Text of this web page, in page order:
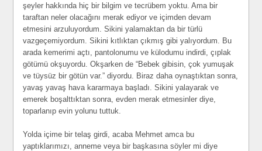
şeyler hakkında hiç bir bilgim ve tecrübem yoktu. Ama bir
taraftan neler olacağını merak ediyor ve içimden devam
etmesini arzuluyordum. Sikini yalamaktan da bir türlü
vazgeçemiyordum. Sikini kıtlıktan çıkmış gibi yalıyordum. Bu
arada kemerimi açtı, pantolonumu ve külodumu indirdi, çıplak
götümü okşuyordu. Okşarken de “Bebek gibisin, çok yumuşak
ve tüysüz bir götün var.” diyordu. Biraz daha oynaştıktan sonra,
yavaş yavaş hava kararmaya başladı. Sikini yalayarak ve
emerek boşalttıktan sonra, evden merak etmesinler diye,
toparlanıp evin yolunu tuttuk.
Yolda içime bir telaş girdi, acaba Mehmet amca bu
yaptıklarımızı, anneme veya bir başkasına söyler mi diye